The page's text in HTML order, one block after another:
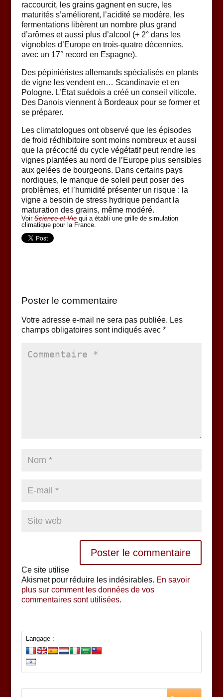
raccourcit, les grains gagnent en sucre, les
maturités s’améliorent, l’acidité se modère, les
fermentations libèrent un nombre plus grand
d’arômes et aussi plus d’alcool (+ 2° dans les
vignobles d’Europe en trois-quatre décennies,
avec un 17° record en Espagne).
Des pépiniéristes allemands spécialisés en plants
de vigne les vendent en… Scandinavie et en
Pologne. L’État suédois a créé un conseil viticole.
Des Danois viennent à Bordeaux pour se former et
se préparer.
Les climatologues ont observé que les épisodes
de froid rédhibitoire sont moins nombreux et aussi
que la précocité du cycle végétatif peut rendre les
vignes plantées au nord de l’Europe plus sensibles
aux gelées de bourgeons. Dans certains pays
nordiques, le manque de soleil peut poser des
problèmes, et l’humidité présenter un risque : la
vigne a besoin de stress hydrique pendant la
maturation des grains, même modéré.
VoirScience et Viequi a établi une grille de simulation
climatique pour la France.
Poster le commentaire
Votre adresse e-mail ne sera pas publiée. Les
champs obligatoires sont indiqués avec *
Ce site utilise
Akismet pour réduire les indésirables. En savoir
plus sur comment les données de vos
commentaires sont utilisées.
Langage :